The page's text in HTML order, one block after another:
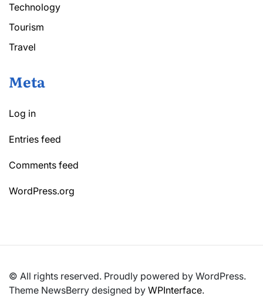
Technology
Tourism
Travel
Meta
Log in
Entries feed
Comments feed
WordPress.org
© All rights reserved. Proudly powered by WordPress.
Theme NewsBerry designed by WPInterface.